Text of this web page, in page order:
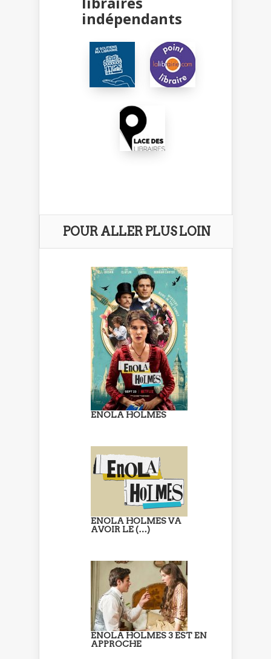
indépendants
POUR ALLER PLUS LOIN
ENOLA HOLMES
ENOLA HOLMES VA
AVOIR LE (…)
ENOLA HOLMES 3 EST EN
APPROCHE